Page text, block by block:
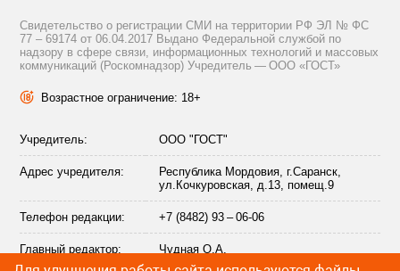
Свидетельство о регистрации СМИ на территории РФ ЭЛ № ФС
77 – 69174 от 06.04.2017 Выдано Федеральной службой по
надзору в сфере связи, информационных технологий и массовых
коммуникаций (Роскомнадзор) Учредитель — ООО «ГОСТ»
Возрастное ограничение: 18+
Учредитель: ООО "ГОСТ"
Адрес учредителя:
Республика Мордовия, г.Саранск,
ул.Кочкуровская, д.13, помещ.9
Телефон редакции: +7 (8482) 93 – 06-06
Главный редактор: Чудная О.А.